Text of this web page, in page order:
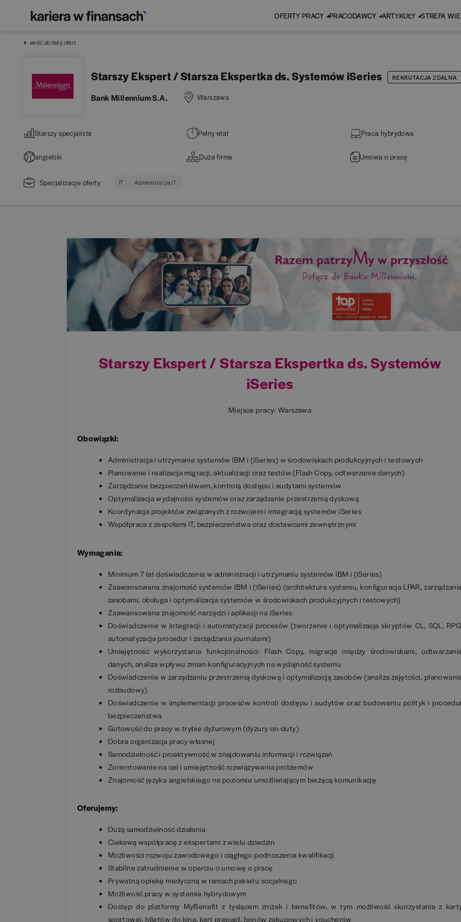
OFERTY PRACY PRACODAWCY ARTYKUŁY STREFA
wróć do listy ofert
Starszy Ekspert / Starsza Ekspertka ds. Systemów iSeries REKRUTACJA ZDALNA
Bank Millennium S.A. Warszawa
Starszy specjalista Pełny etat Praca hybrydowa
angielski Duża firma Umowa o pracę
Specjalizacje oferty IT Administracja IT
Starszy Ekspert / Starsza Ekspertka ds. Systemów
iSeries
Miejsce pracy: Warszawa
Obowiązki:
Administracja i utrzymanie systemów IBM i (iSeries) w środowiskach produkcyjnych i testowych
Planowanie i realizacja migracji, aktualizacji oraz testów (Flash Copy, odtwarzanie danych)
Zarządzanie bezpieczeństwem, kontrolą dostępu i audytami systemów
Optymalizacja wydajności systemów oraz zarządzanie przestrzenią dyskową
Koordynacja projektów związanych z rozwojem i integracją systemów iSeries
Współpraca z zespołami IT, bezpieczeństwa oraz dostawcami zewnętrznymi
Wymagania:
Minimum 7 lat doświadczenia w administracji i utrzymaniu systemów IBM i (iSeries)
Zaawansowana znajomość systemów IBM i (iSeries) (architektura systemu, konfiguracja LPAR,
zasobami, obsługa i optymalizacja systemów w środowiskach produkcyjnych i testowych)
Zaawansowana znajomość narzędzi i aplikacji na iSeries
Doświadczenie w integracji i automatyzacji procesów (tworzenie i optymalizacja skryptów CL, SQL,
automatyzacja procedur i zarządzania journalami)
Umiejętność wykorzystania funkcjonalności: Flash Copy, migracje między środowiskami,
danych, analiza wpływu zmian konfiguracyjnych na wydajność systemu
Doświadczenie w zarządzaniu przestrzenią dyskową i optymalizacją zasobów (analiza zajętości,
rozbudowy)
Doświadczenie w implementacji procesów kontroli dostępu i audytów oraz budowaniu polityk i
bezpieczeństwa
Gotowość do pracy w trybie dyżurowym (dyżury on-duty)
Dobra organizacja pracy własnej
Samodzielność i proaktywność w znajdowaniu informacji i rozwiązań
Zorientowanie na cel i umiejętność rozwiązywania problemów
Znajomość języka angielskiego na poziomie umożliwiającym bieżącą komunikację
Oferujemy:
Dużą samodzielność działania
Ciekawą współpracę z ekspertami z wielu dziedzin
Możliwości rozwoju zawodowego i ciągłego podnoszenia kwalifikacji
Stabilne zatrudnienie w oparciu o umowę o pracę
Prywatną opiekę medyczną w ramach pakietu socjalnego
Możliwość pracy w systemie hybrydowym
Dostęp do platformy MyBenefit z tysiącem zniżek i benefitów, w tym możliwość skorzystania z
sportowej, biletów do kina, kart prepaid, bonów zakupowych i voucherów